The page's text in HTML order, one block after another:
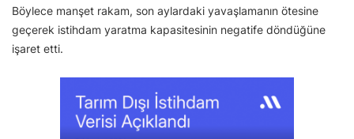
Böylece manşet rakam, son aylardaki yavaşlamanın ötesine
geçerek istihdam yaratma kapasitesinin negatife döndüğüne
işaret etti.